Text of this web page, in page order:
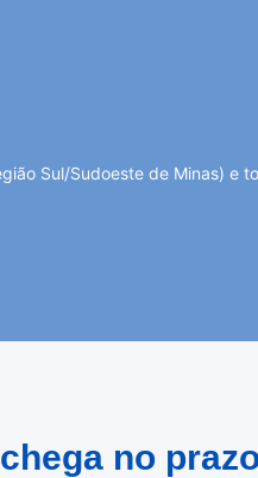
Sul/Sudoeste de Minas) e
no